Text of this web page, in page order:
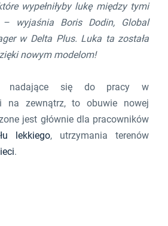
wypełniłyby lukę między tymi
– wyjaśnia Boris Dodin, Global
w Delta Plus. Luka ta została
nowym modelom!
i nadające się do pracy w
i na zewnątrz, to obuwie nowej
jest głównie dla pracowników
lekkiego, utrzymania terenów
.